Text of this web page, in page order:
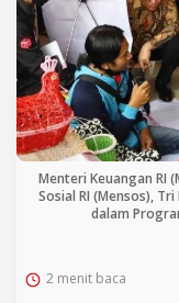
Menteri Keuangan RI
Sosial RI (Mensos),
dalam
2 menit baca